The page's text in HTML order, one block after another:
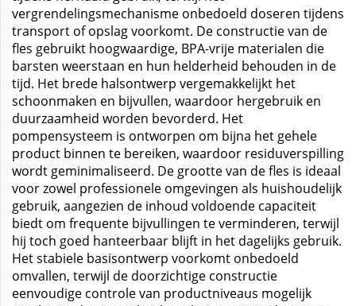
vergrendelingsmechanisme onbedoeld doseren tijdens
transport of opslag voorkomt. De constructie van de
fles gebruikt hoogwaardige, BPA-vrije materialen die
barsten weerstaan en hun helderheid behouden in de
tijd. Het brede halsontwerp vergemakkelijkt het
schoonmaken en bijvullen, waardoor hergebruik en
duurzaamheid worden bevorderd. Het
pompensysteem is ontworpen om bijna het gehele
product binnen te bereiken, waardoor residuverspilling
wordt geminimaliseerd. De grootte van de fles is ideaal
voor zowel professionele omgevingen als huishoudelijk
gebruik, aangezien de inhoud voldoende capaciteit
biedt om frequente bijvullingen te verminderen, terwijl
hij toch goed hanteerbaar blijft in het dagelijks gebruik.
Het stabiele basisontwerp voorkomt onbedoeld
omvallen, terwijl de doorzichtige constructie
eenvoudige controle van productniveaus mogelijk